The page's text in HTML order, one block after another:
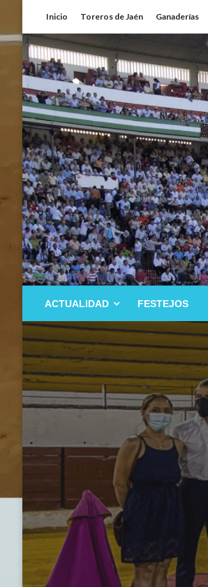
contenido
Inicio Toreros de Jaén Ganaderías
ACTUALIDAD FESTEJOS